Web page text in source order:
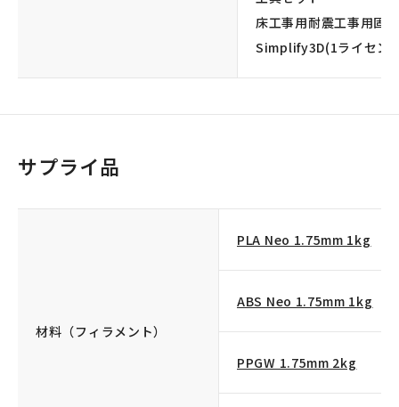
床工事用耐震工事用固
Simplify3D(1ライセン
サプライ品
材料（フィラメント）
PLA Neo 1.75mm 1kg
ABS Neo 1.75mm 1kg
PPGW 1.75mm 2kg